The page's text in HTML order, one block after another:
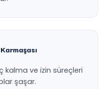
kalma ve izin süreçleri
şaşar.